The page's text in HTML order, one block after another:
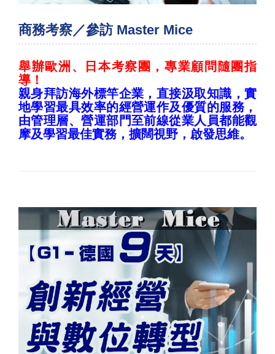
商務考察／參訪 Master Mice
舉辦歐洲、日本考察團，專業顧問隨團指
導！
親身拜訪海外標竿企業，直接汲取知識，實
地學習最具效率的經營運作及優質的服務，
由管理層、營運部門至前線從業人員都能觀
摩及學習最佳實務，擴闊視野，啟發思維。